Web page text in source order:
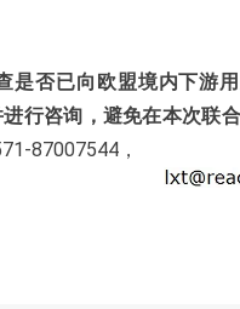
是否已向欧盟境内下游
行咨询，避免在本次联
87007544，